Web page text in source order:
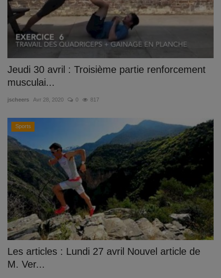
Jeudi 30 avril : Troisième partie renforcement
musculai...
jscheers Avr 28, 2020 0 817
Sports
Les articles : Lundi 27 avril Nouvel article de
M. Ver...